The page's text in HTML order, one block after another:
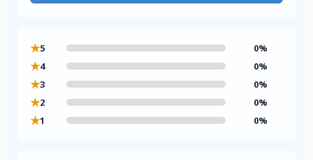
★5 0%
★4 0%
★3 0%
★2 0%
★1 0%